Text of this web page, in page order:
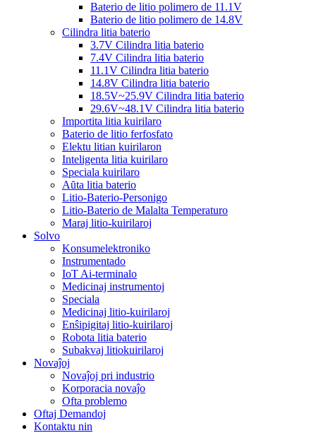
Baterio de litio polimero de 11.1V
Baterio de litio polimero de 14.8V
Cilindra litia baterio
3.7V Cilindra litia baterio
7.4V Cilindra litia baterio
11.1V Cilindra litia baterio
14.8V Cilindra litia baterio
18.5V~25.9V Cilindra litia baterio
29.6V~48.1V Cilindra litia baterio
Importita litia kuirilaro
Baterio de litio ferfosfato
Elektu litian kuirilaron
Inteligenta litia kuirilaro
Speciala kuirilaro
Aŭta litia baterio
Litio-Baterio-Personigo
Litio-Baterio de Malalta Temperaturo
Maraj litio-kuirilaroj
Solvo
Konsumelektroniko
Instrumentado
IoT Ai-terminalo
Medicinaj instrumentoj
Speciala
Medicinaj litio-kuirilaroj
Enŝipigitaj litio-kuirilaroj
Robota litia baterio
Subakvaj litiokuirilaroj
Novaĵoj
Novaĵoj pri industrio
Korporacia novaĵo
Ofta problemo
Oftaj Demandoj
Kontaktu nin